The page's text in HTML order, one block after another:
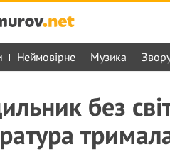
Неймовірне Музика
без